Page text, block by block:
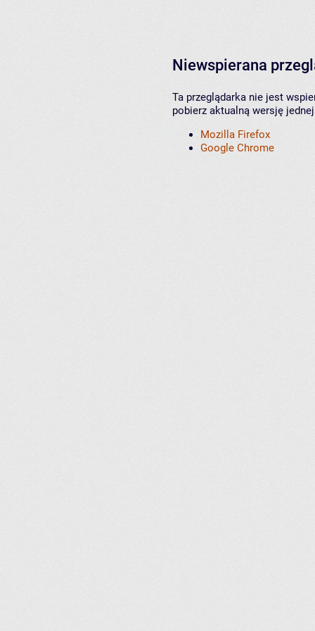
Niewspierana
Ta przeglądarka nie jest
pobierz aktualną wersję
Mozilla Firefox
Google Chrome